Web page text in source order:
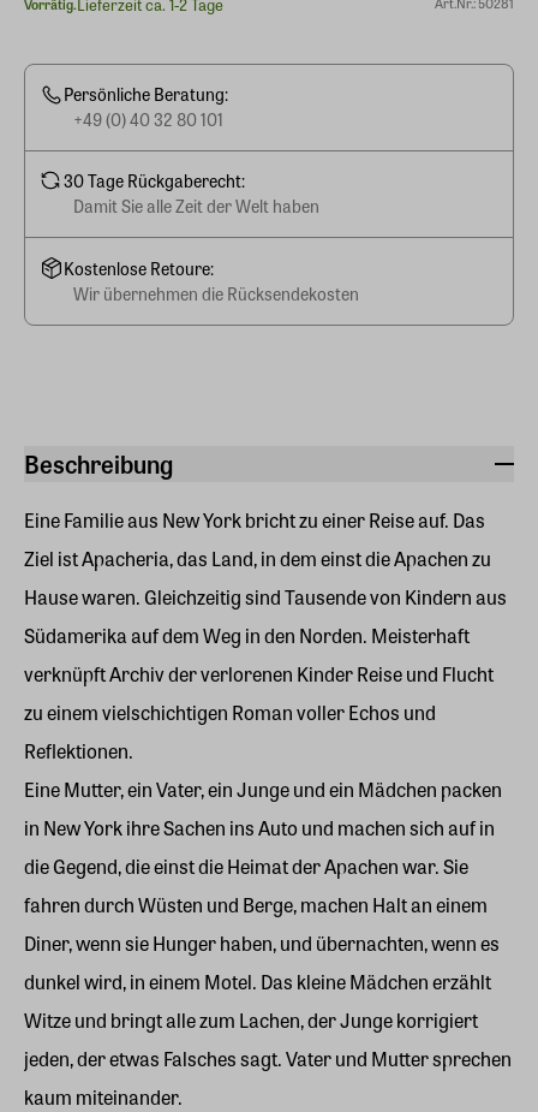
Beschreibung
Eine Familie aus New York bricht zu einer Reise auf. Das
Ziel ist Apacheria, das Land, in dem einst die Apachen zu
Hause waren. Gleichzeitig sind Tausende von Kindern aus
Südamerika auf dem Weg in den Norden. Meisterhaft
verknüpft Archiv der verlorenen Kinder Reise und Flucht
zu einem vielschichtigen Roman voller Echos und
Reflektionen.
Eine Mutter, ein Vater, ein Junge und ein Mädchen packen
in New York ihre Sachen ins Auto und machen sich auf in
die Gegend, die einst die Heimat der Apachen war. Sie
fahren durch Wüsten und Berge, machen Halt an einem
Diner, wenn sie Hunger haben, und übernachten, wenn es
dunkel wird, in einem Motel. Das kleine Mädchen erzählt
Witze und bringt alle zum Lachen, der Junge korrigiert
jeden, der etwas Falsches sagt. Vater und Mutter sprechen
kaum miteinander.
Vorrätig.
Persönliche Beratung:
+49 (0) 40 32 80 101
30 Tage Rückgaberecht:
Damit Sie alle Zeit der Welt haben
Kostenlose Retoure:
Wir übernehmen die Rücksendekosten